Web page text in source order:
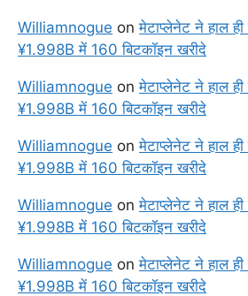
Williamnogue onमेटाप्लेनेट ने हाल ही
¥1.998B में 160 बिटकॉइन खरीदे
Williamnogue onमेटाप्लेनेट ने हाल ही
¥1.998B में 160 बिटकॉइन खरीदे
Williamnogue onमेटाप्लेनेट ने हाल ही
¥1.998B में 160 बिटकॉइन खरीदे
Williamnogue onमेटाप्लेनेट ने हाल ही
¥1.998B में 160 बिटकॉइन खरीदे
Williamnogue onमेटाप्लेनेट ने हाल ही
¥1.998B में 160 बिटकॉइन खरीदे